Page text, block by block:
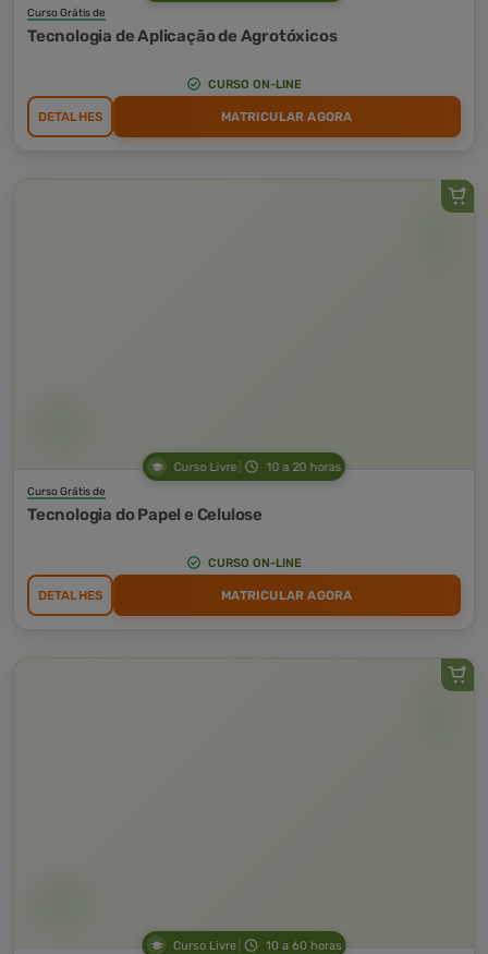
Curso Grátis de
Tecnologia de Aplicação de Agrotóxicos
CURSO ON-LINE
DETALHES MATRICULAR AGORA
Curso Livre 10 a 20 horas
Curso Grátis de
Tecnologia do Papel e Celulose
CURSO ON-LINE
DETALHES MATRICULAR AGORA
Curso Livre 10 a 60 horas